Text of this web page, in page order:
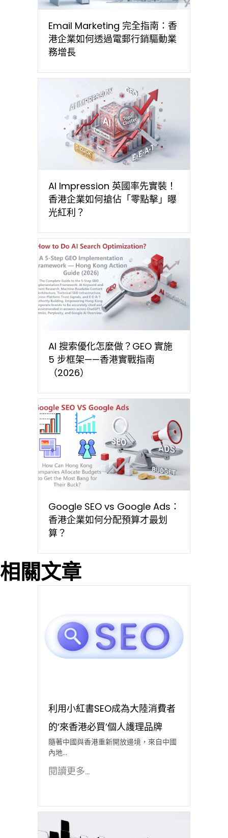
Email Marketing 完全指南：香
港企業如何透過電郵行銷驅動業
務增長
AI Impression 英國率先實裝！
香港企業如何搶佔「零點擊」曝
光紅利？
AI 搜索優化怎麼做？GEO 實施
5 步框架——香港實戰指南
（2026）
Google SEO vs Google Ads：
香港企業如何分配預算才最划
算？
相關文章
利用小紅書SEO成為大陸消費者
的‘來香港必買’個人護理品牌
隨著中國與香港重新開放邊境，來自中國
內地…
閱讀更多...